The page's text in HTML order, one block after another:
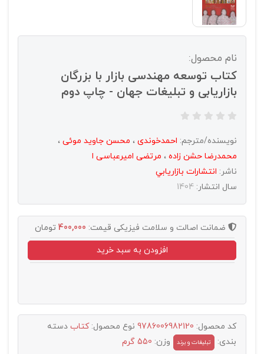
نام محصول:
کتاب توسعه مهندسی بازار با بزرگان
بازاریابی و تبلیغات جهان - چاپ دوم
نویسنده/مترجم: احمدخوندی ، محسن جاوید موئی ،
محمدرضا حشن زاده ، مرتضی امیرعباسی ا
ناشر: انتشارات بازاريابي
سال انتشار: 1404
ضمانت اصالت و سلامت فیزیکی قیمت: 400,000 تومان
افزودن به سبد خرید
کد محصول: 9786006982120 نوع محصول:کتاب دسته
بندی:
تبليغات و برند وزن: 550 گرم